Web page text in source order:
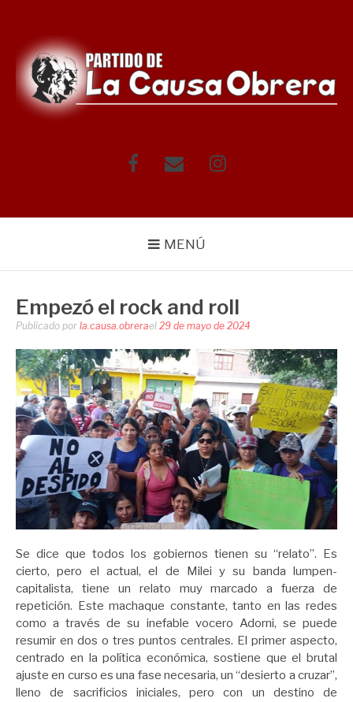
contenido
FacebookCorreo Instagram
MENÚ
Empezó el rock and roll
Publicado por la.causa.obrerael 29 de mayo de 2024
Se dice que todos los gobiernos tienen su “relato”. Es
cierto, pero el actual, el de Milei y su banda lumpen-
capitalista, tiene un relato muy marcado a fuerza de
repetición. Este machaque constante, tanto en las redes
como a través de su inefable vocero Adorni, se puede
resumir en dos o tres puntos centrales. El primer aspecto,
centrado en la política económica, sostiene que el brutal
ajuste en curso es una fase necesaria, un “desierto a cruzar”,
lleno de sacrificios iniciales, pero con un destino de